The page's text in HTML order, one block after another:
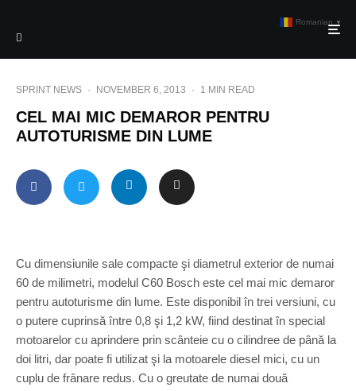
SPRINT NEWS · NOVEMBER 6, 2013 · 1 MIN READ
CEL MAI MIC DEMAROR PENTRU
AUTOTURISME DIN LUME
Cu dimensiunile sale compacte şi diametrul exterior de numai
60 de milimetri, modelul C60 Bosch este cel mai mic demaror
pentru autoturisme din lume. Este disponibil în trei versiuni, cu
o putere cuprinsă între 0,8 şi 1,2 kW, fiind destinat în special
motoarelor cu aprindere prin scânteie cu o cilindree de până la
doi litri, dar poate fi utilizat şi la motoarele diesel mici, cu un
cuplu de frânare redus. Cu o greutate de numai două
Romanian ▼